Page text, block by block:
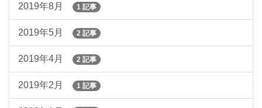
2019年8月 1 記事
2019年5月 2 記事
2019年4月 2 記事
2019年2月 1 記事